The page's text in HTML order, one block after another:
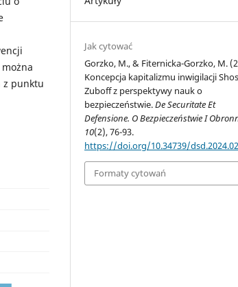
z punktu
Jak cytować
Gorzko, M., & Fiternicka-Gorzko, M.
Koncepcja kapitalizmu inwigilacji
Zuboff z perspektywy nauk o
bezpieczeństwie.De Securitate Et
Defensione. O Bezpieczeństwie I
10(2), 76-93.
https://doi.org/10.34739/
Formaty cytowań